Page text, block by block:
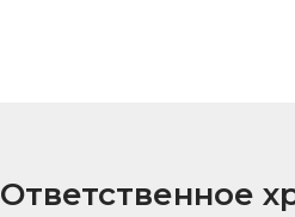
Ответственное